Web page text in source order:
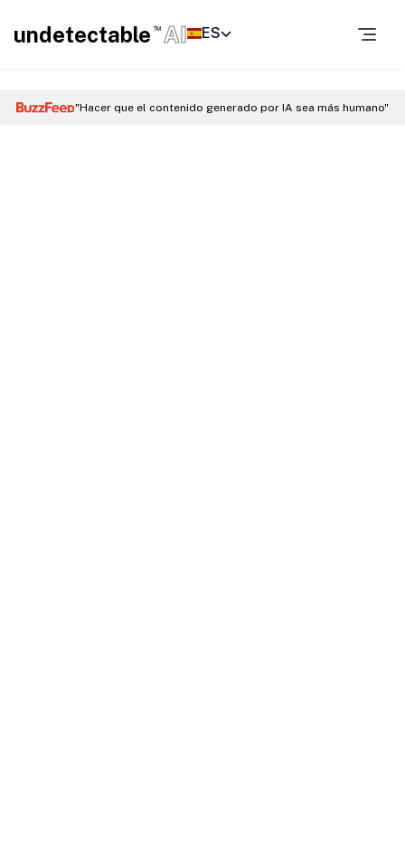
undetectable TM AI ES
"Hacer que el contenido generado por IA sea más humano"